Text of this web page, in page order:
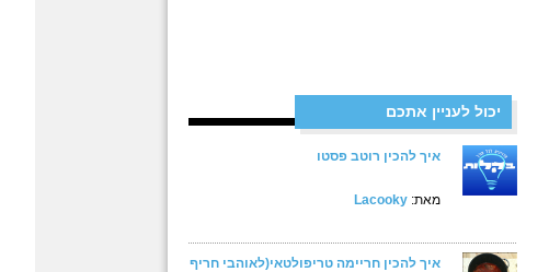
יכול לעניין אתכם
איך להכין רוטב פסטו
מאת: Lacooky
איך להכין חריימה טריפולטאי(לאוהבי חריף